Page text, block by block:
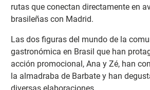
rutas que conectan directamente en
brasileñas con Madrid.
Las dos figuras del mundo de la
gastronómica en Brasil que han
acción promocional, Ana y Zé, han
la almadraba de Barbate y han